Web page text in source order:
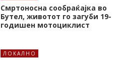
Смртоносна сообраќајка во
Бутел, животот го загуби 19-
годишен мотоциклист
ЛОКАЛНО